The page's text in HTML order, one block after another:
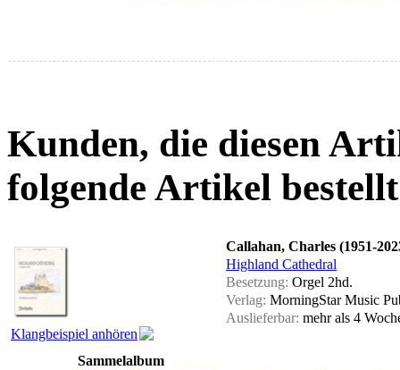
Kunden, die diesen
folgende Artikel
Klangbeispiel anhören
Callahan, Charles (1951-
Highland Cathedral
Besetzung: Orgel 2hd.
Verlag: MorningStar Music
Auslieferbar: mehr als 4
Sammelalbum